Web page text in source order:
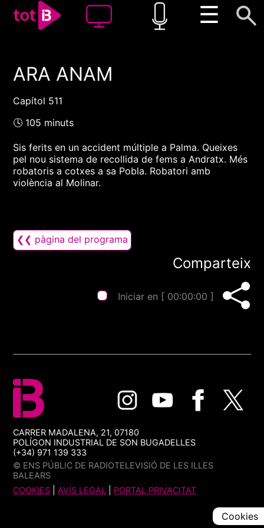
☰
00:00 00:00
ARA ANAM
Capítol 511
🕓 105 minuts
Sis ferits en un accident múltiple a Palma. Queixes
pel nou sistema de recollida de fems a Andratx. Més
robatoris a cotxes a sa Pobla. Robatori amb
violència al Molinar.
❮❮ pàgina del programa
Comparteix
Iniciar en [ 00:00:00 ]
CARRER MADALENA, 21, 07180
POLÍGON INDUSTRIAL DE SON BUGADELLES
(+34) 971 139 333
© ENS PÚBLIC DE RADIOTELEVISIÓ DE LES ILLES
BALEARS
COOKIES |AVÍS LEGAL PORTAL PRIVACITAT
Cookies